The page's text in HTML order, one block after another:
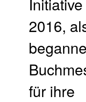
2016,
für ihre